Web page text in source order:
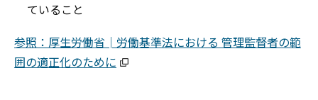
ていること
参照：厚生労働省│労働基準法における 管理監督者の範
囲の適正化のために